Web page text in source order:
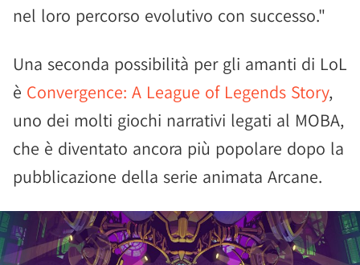
nel loro percorso evolutivo con successo."
Una seconda possibilità per gli amanti di LoL
è Convergence: A League of Legends Story,
uno dei molti giochi narrativi legati al MOBA,
che è diventato ancora più popolare dopo la
pubblicazione della serie animata Arcane.